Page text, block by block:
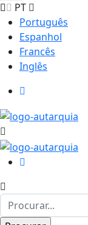
PT
Português
Espanhol
Francês
Inglês